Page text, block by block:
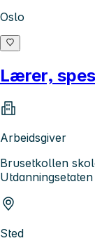
Oslo
Lærer,
Arbeidsgiver
Brusetkollen
Utdanningsetaten
Sted